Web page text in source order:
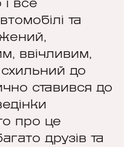
все
та
ввічливим,
до
ставився до
про це
друзів та